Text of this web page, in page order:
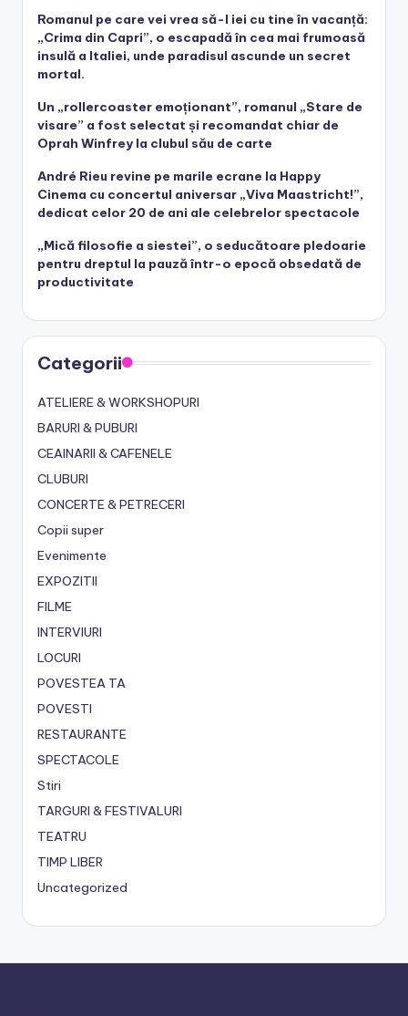
Romanul pe care vei vrea să-l iei cu tine în vacanță:
„Crima din Capri”, o escapadă în cea mai frumoasă
insulă a Italiei, unde paradisul ascunde un secret
mortal.
Un „rollercoaster emoționant”, romanul „Stare de
visare” a fost selectat și recomandat chiar de
Oprah Winfrey la clubul său de carte
André Rieu revine pe marile ecrane la Happy
Cinema cu concertul aniversar „Viva Maastricht!”,
dedicat celor 20 de ani ale celebrelor spectacole
„Mică filosofie a siestei”, o seducătoare pledoarie
pentru dreptul la pauză într-o epocă obsedată de
productivitate
Categorii
ATELIERE & WORKSHOPURI
BARURI & PUBURI
CEAINARII & CAFENELE
CLUBURI
CONCERTE & PETRECERI
Copii super
Evenimente
EXPOZITII
FILME
INTERVIURI
LOCURI
POVESTEA TA
POVESTI
RESTAURANTE
SPECTACOLE
Stiri
TARGURI & FESTIVALURI
TEATRU
TIMP LIBER
Uncategorized